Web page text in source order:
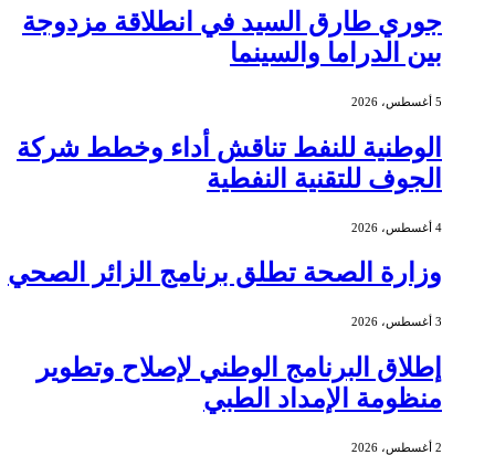
جوري طارق السيد في انطلاقة مزدوجة
بين الدراما والسينما
الوطنية للنفط تناقش أداء وخطط شركة
الجوف للتقنية النفطية
وزارة الصحة تطلق برنامج الزائر الصحي
إطلاق البرنامج الوطني لإصلاح وتطوير
منظومة الإمداد الطبي